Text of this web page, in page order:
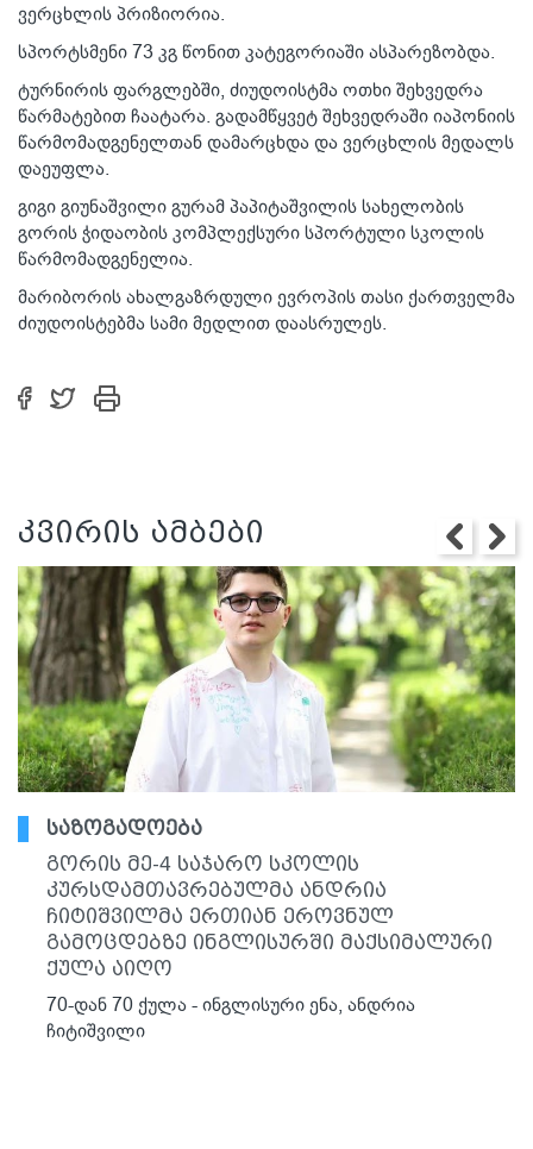
ვერცხლის პრიზიორია.
სპორტსმენი 73 კგ წონით კატეგორიაში ასპარეზობდა.
ტურნირის ფარგლებში, ძიუდოისტმა ოთხი შეხვედრა
წარმატებით ჩაატარა. გადამწყვეტ შეხვედრაში იაპონიის
წარმომადგენელთან დამარცხდა და ვერცხლის მედალს
დაეუფლა.
გიგი გიუნაშვილი გურამ პაპიტაშვილის სახელობის
გორის ჭიდაობის კომპლექსური სპორტული სკოლის
წარმომადგენელია.
მარიბორის ახალგაზრდული ევროპის თასი ქართველმა
ძიუდოისტებმა სამი მედლით დაასრულეს.
კვირის ამბები
საზოგადოება
გორის მე-4 საჯარო სკოლის
კურსდამთავრებულმა ანდრია
ჩიტიშვილმა ერთიან ეროვნულ
გამოცდებზე ინგლისურში მაქსიმალური
ქულა აიღო
70-დან 70 ქულა - ინგლისური ენა, ანდრია
ჩიტიშვილი